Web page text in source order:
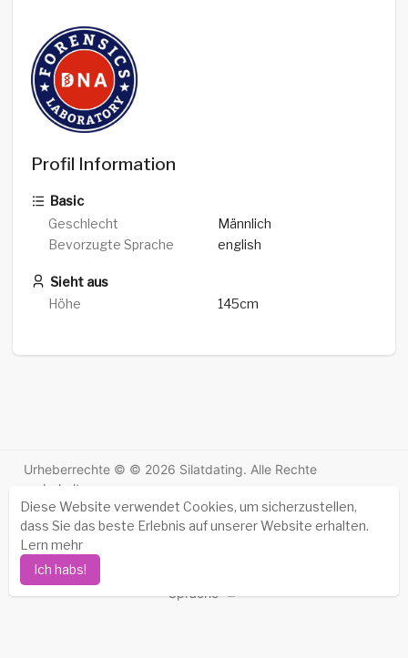
Diese Website verwendet Cookies, um sicherzustellen,
dass Sie das beste Erlebnis auf unserer Website erhalten.
Lern mehr
Ich habs!
Profil Information
Basic
Geschlecht
Männlich
Bevorzugte Sprache
english
Sieht aus
Höhe
145cm
Urheberrechte © © 2026 Silatdating. Alle Rechte
vorbehalten.
Erfolgsgeschichten - Über uns -Bedingungen -
Datenschutz-Bestimmungen
Erstattung
Sprache